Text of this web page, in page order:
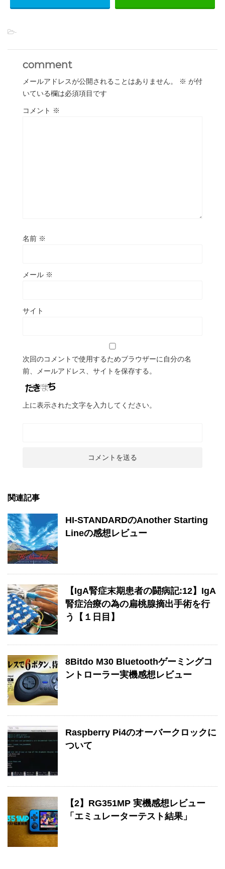
-
comment
メールアドレスが公開されることはありません。 ※ が付
いている欄は必須項目です
コメント ※
名前 ※
メール ※
サイト
次回のコメントで使用するためブラウザーに自分の名
前、メールアドレス、サイトを保存する。
上に表示された文字を入力してください。
関連記事
HI-STANDARDのAnother Starting
Lineの感想レビュー
【IgA腎症末期患者の闘病記:12】IgA
腎症治療の為の扁桃腺摘出手術を行
う【１日目】
8Bitdo M30 Bluetoothゲーミングコ
ントローラー実機感想レビュー
Raspberry Pi4のオーバークロックに
ついて
【2】RG351MP 実機感想レビュー
「エミュレーターテスト結果」